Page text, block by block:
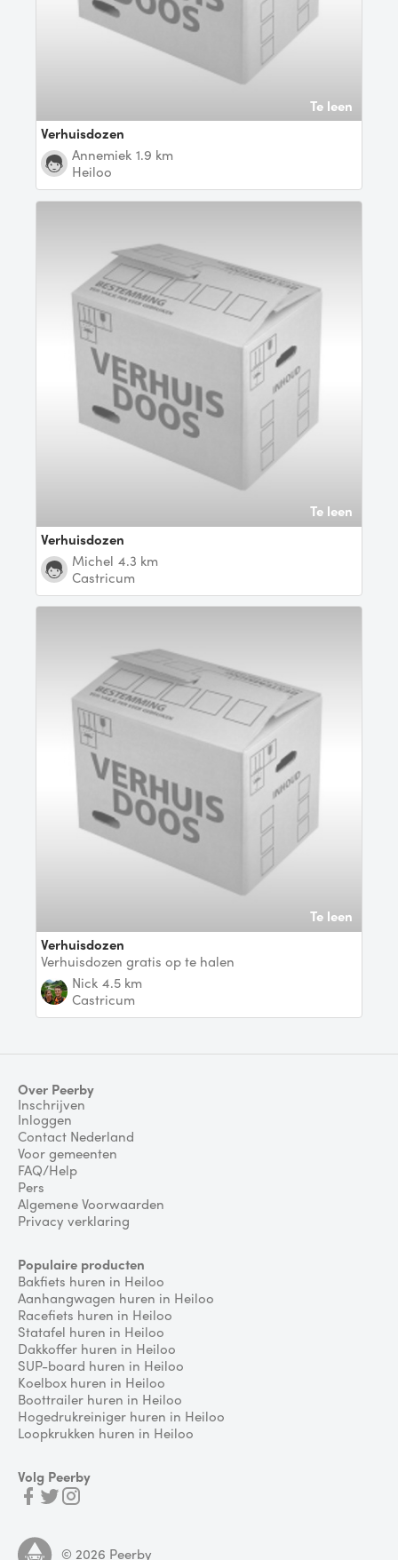
Te leen
Verhuisdozen
Annemiek 1.9 km
Heiloo
Te leen
Verhuisdozen
Michel 4.3 km
Castricum
Te leen
Verhuisdozen
Verhuisdozen gratis op te halen
Nick 4.5 km
Castricum
Over Peerby
Inschrijven
Inloggen
Contact Nederland
Voor gemeenten
FAQ/Help
Pers
Algemene Voorwaarden
Privacy verklaring
Populaire producten
Bakfiets huren in Heiloo
Aanhangwagen huren in Heiloo
Racefiets huren in Heiloo
Statafel huren in Heiloo
Dakkoffer huren in Heiloo
SUP-board huren in Heiloo
Koelbox huren in Heiloo
Boottrailer huren in Heiloo
Hogedrukreiniger huren in Heiloo
Loopkrukken huren in Heiloo
Volg Peerby
© 2026 Peerby